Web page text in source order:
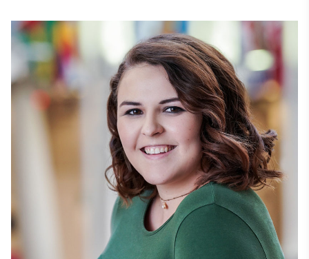
chép hiệu suất của từng giám khảo. Elizabeth thường có
mặt tại các sự kiện Giải Thưởng Stevie ở New York, hỗ
trợ tại quầy vé hoặc trạm phỏng vấn.